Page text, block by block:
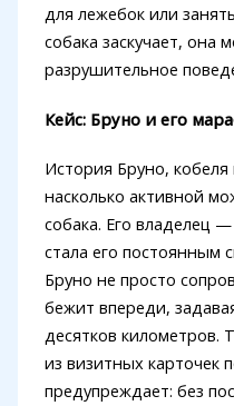
для лежебок или
собака заскучает, она
разрушительное
Кейс: Бруно и его
История Бруно,
насколько активной
собака. Его владелец
стала его постоянным
Бруно не просто
бежит впереди,
десятков километров.
из визитных карточек
предупреждает: без